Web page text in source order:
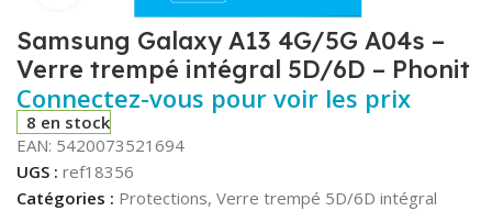
Samsung Galaxy A13 4G/5G A04s –
Verre trempé intégral 5D/6D – Phonit
Connectez-vous pour voir les prix
8 en stock
EAN: 5420073521694
UGS : ref18356
Catégories : Protections, Verre trempé 5D/6D intégral